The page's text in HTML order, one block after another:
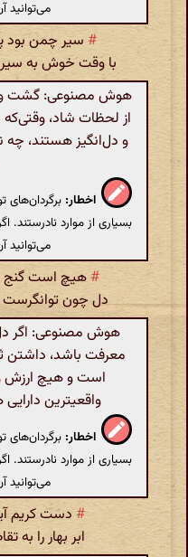
می‌توانید
# سیر چمن
با وقت خوش به
هوش مصنوعی: گشت و
از لحظات شاد،
و دل‌انگیز هستند، چه
اخطار:
بسیاری از موارد
می‌توانید
# هیچ است گنج
دل چون
هوش مصنوعی: اگر
معرفت باشد، داشتن
است و هیچ ارزش و
واقعیترین
اخطار:
بسیاری از موارد
می‌توانید
# دست کریم
ابر بهار را